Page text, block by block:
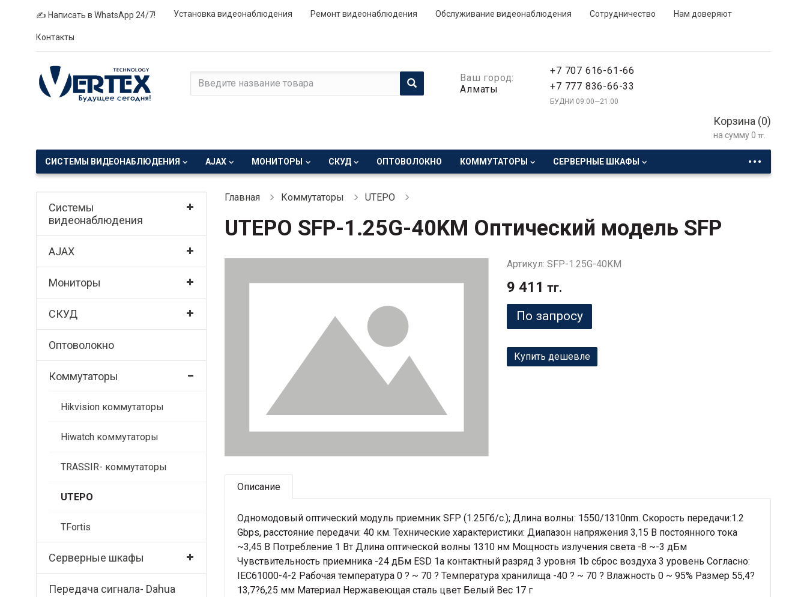
✍ Написать в WhatsApp 24/7! Установка видеонаблюдения Ремонт видеонаблюдения Обслуживание видеонаблюдения Сотрудничество Нам доверяют
Контакты
Ваш город:
Алматы
+7 707 616-61-66
+7 777 836-66-33
БУДНИ 09:00—21:00
Корзина (0)
на сумму0 тг.
СИСТЕМЫ ВИДЕОНАБЛЮДЕНИЯ AJAX МОНИТОРЫ СКУД ОПТОВОЛОКНО КОММУТАТОРЫ СЕРВЕРНЫЕ ШКАФЫ ...
Системы
видеонаблюдения
AJAX
Мониторы
СКУД
Оптоволокно
Коммутаторы
Hikvision коммутаторы
Hiwatch коммутаторы
TRASSIR- коммутаторы
UTEPO
TFortis
Серверные шкафы
Передача сигнала- Dahua
Главная Коммутаторы UTEPO
UTEPO SFP-1.25G-40KM Оптический модель SFP
Артикул: SFP-1.25G-40KM
9 411 тг.
По запросу
Купить дешевле
Описание
Одномодовый оптический модуль приемник SFP (1.25Гб/с.); Длина волны: 1550/1310nm. Скорость передачи:1.2
Gbps, расстояние передачи: 40 км. Технические характеристики: Диапазон напряжения 3,15 В постоянного тока
~3,45 В Потребление 1 Вт Длина оптической волны 1310 нм Мощность излучения света -8 ~-3 дБм
Чувствительность приемника -24 дБм ESD 1а контактный разряд 3 уровня 1b сброс воздуха 3 уровень Согласно:
IEC61000-4-2 Рабочая температура 0 ? ~ 70 ? Температура хранилища -40 ? ~ 70 ? Влажность 0 ~ 95% Размер 55,4?
13,7?6,25 мм Материал Нержавеющая сталь цвет Белый Вес 17 г